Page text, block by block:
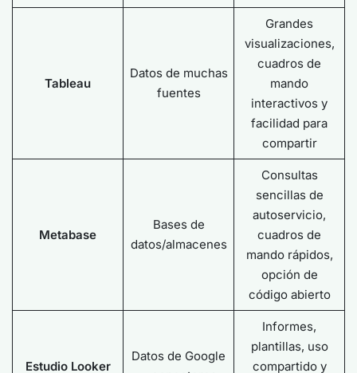
Tableau
Datos de muchas
fuentes
Grandes
visualizaciones,
cuadros de
mando
interactivos y
facilidad para
compartir
Metabase
Bases de
datos/almacenes
Consultas
sencillas de
autoservicio,
cuadros de
mando rápidos,
opción de
código abierto
Estudio Looker
Datos de Google
Informes,
plantillas, uso
compartido y